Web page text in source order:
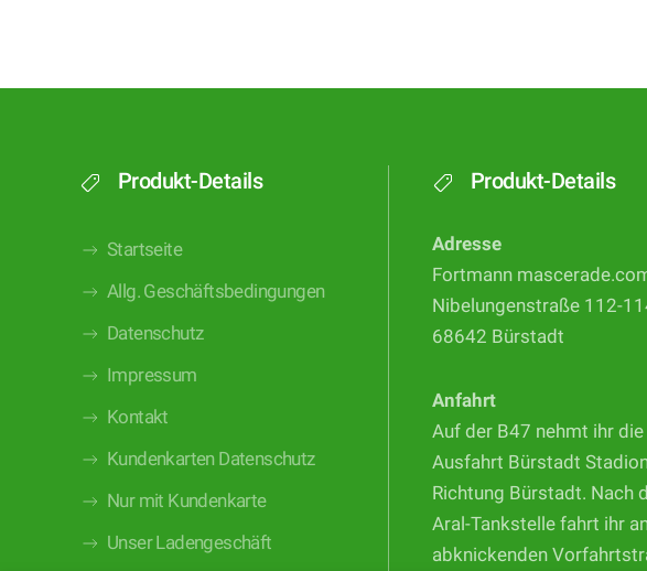
Produkt-Details
Startseite
Allg. Geschäftsbedingungen
Datenschutz
Impressum
Kontakt
Kundenkarten Datenschutz
Nur mit Kundenkarte
Unser Ladengeschäft
Produkt-Details
Adresse
Fortmann
Nibelungenstraße 112-
68642 Bürstadt
Anfahrt
Auf der B47 nehmt ihr die
Ausfahrt Bürstadt
Richtung Bürstadt. Nach
Aral-Tankstelle fahrt ihr
abknickenden